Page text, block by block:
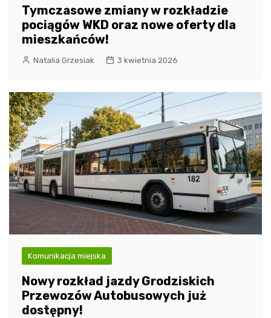
Tymczasowe zmiany w rozkładzie
pociągów WKD oraz nowe oferty dla
mieszkańców!
Natalia Grzesiak 3 kwietnia 2026
Komunikacja miejska
Nowy rozkład jazdy Grodziskich
Przewozów Autobusowych już
dostępny!